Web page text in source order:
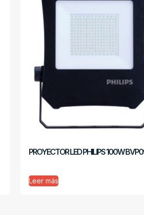
PROYECTOR LED PHILIPS 100W
Leer más